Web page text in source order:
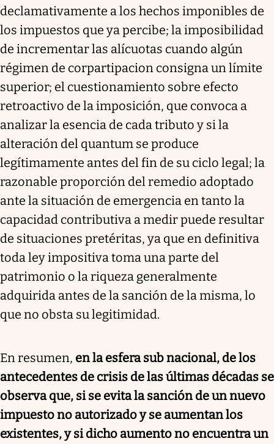
declamativamente a los hechos imponibles de
los impuestos que ya percibe; la imposibilidad
de incrementar las alícuotas cuando algún
régimen de corpartipacion consigna un límite
superior; el cuestionamiento sobre efecto
retroactivo de la imposición, que convoca a
analizar la esencia de cada tributo y si la
alteración del quantum se produce
legítimamente antes del fin de su ciclo legal; la
razonable proporción del remedio adoptado
ante la situación de emergencia en tanto la
capacidad contributiva a medir puede resultar
de situaciones pretéritas, ya que en definitiva
toda ley impositiva toma una parte del
patrimonio o la riqueza generalmente
adquirida antes de la sanción de la misma, lo
que no obsta su legitimidad.
En resumen, en la esfera sub nacional, de los
antecedentes de crisis de las últimas décadas se
observa que, si se evita la sanción de un nuevo
impuesto no autorizado y se aumentan los
existentes, y si dicho aumento no encuentra un